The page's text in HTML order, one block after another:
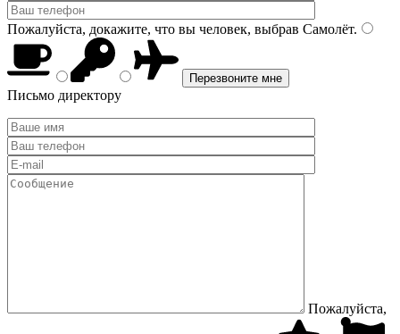
Пожалуйста, докажите, что вы человек, выбрав Самолёт.
Письмо директору
Пожалуйста,